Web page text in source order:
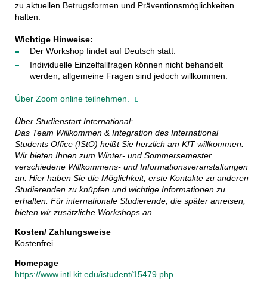
zu aktuellen Betrugsformen und Präventionsmöglichkeiten
halten.
Wichtige Hinweise:
Der Workshop findet auf Deutsch statt.
Individuelle Einzelfallfragen können nicht behandelt
werden; allgemeine Fragen sind jedoch willkommen.
Über Zoom online teilnehmen.
Über Studienstart International:
Das Team Willkommen & Integration des International
Students Office (IStO) heißt Sie herzlich am KIT willkommen.
Wir bieten Ihnen zum Winter- und Sommersemester
verschiedene Willkommens- und Informationsveranstaltungen
an. Hier haben Sie die Möglichkeit, erste Kontakte zu anderen
Studierenden zu knüpfen und wichtige Informationen zu
erhalten. Für internationale Studierende, die später anreisen,
bieten wir zusätzliche Workshops an.
Kosten/ Zahlungsweise
Kostenfrei
Homepage
https://www.intl.kit.edu/istudent/15479.php